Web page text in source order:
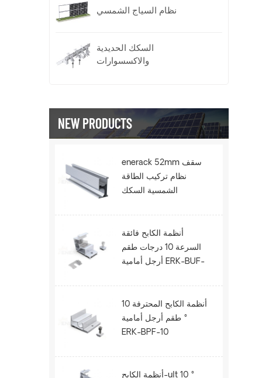
نظام السياج الشمسي
السكك الحديدية
والاكسسوارات
NEW PRODUCTS
enerack 52mm سقف
نظام تركيب الطاقة
الشمسية السكك
أنظمة الكابح فائقة
السرعة 10 درجات طقم
أرجل أمامية ERK-BUF-
أنظمة الكابح المحترفة 10
° طقم أرجل أمامية
ERK-BPF-10
أنظمة الكابح-ult 10 °